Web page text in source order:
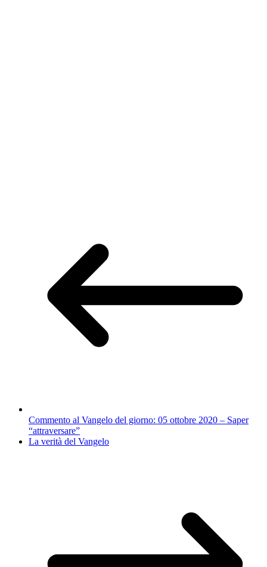
Commento al Vangelo del giorno: 05 ottobre 2020 – Saper
“attraversare”
La verità del Vangelo